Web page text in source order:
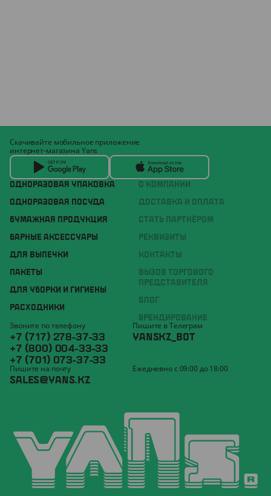
ОДНОРАЗОВАЯ УПАКОВКА
ОДНОРАЗОВАЯ ПОСУДА
БУМАЖНАЯ ПРОДУКЦИЯ
БАРНЫЕ АКСЕССУАРЫ
ДЛЯ ВЫПЕЧКИ
ПАКЕТЫ
ДЛЯ УБОРКИ И ГИГИЕНЫ
РАСХОДНИКИ
О КОМПАНИИ
ДОСТАВКА И ОПЛАТА
СТАТЬ ПАРТНЁРОМ
РЕКВИЗИТЫ
КОНТАКТЫ
ВЫЗОВ ТОРГОВОГО
ПРЕДСТАВИТЕЛЯ
БЛОГ
БРЕНДИРОВАНИЕ
Скачивайте мобильное приложение
интернет-магазина Yans
Звоните по телефону
+7 (717) 278-37-33
+7 (800) 004-33-33
+7 (701) 073-37-33
Пишите в Телеграм
YANSKZ_BOT
Пишите на почту
SALES@YANS.KZ
Ежедневно с 09:00 до 18:00